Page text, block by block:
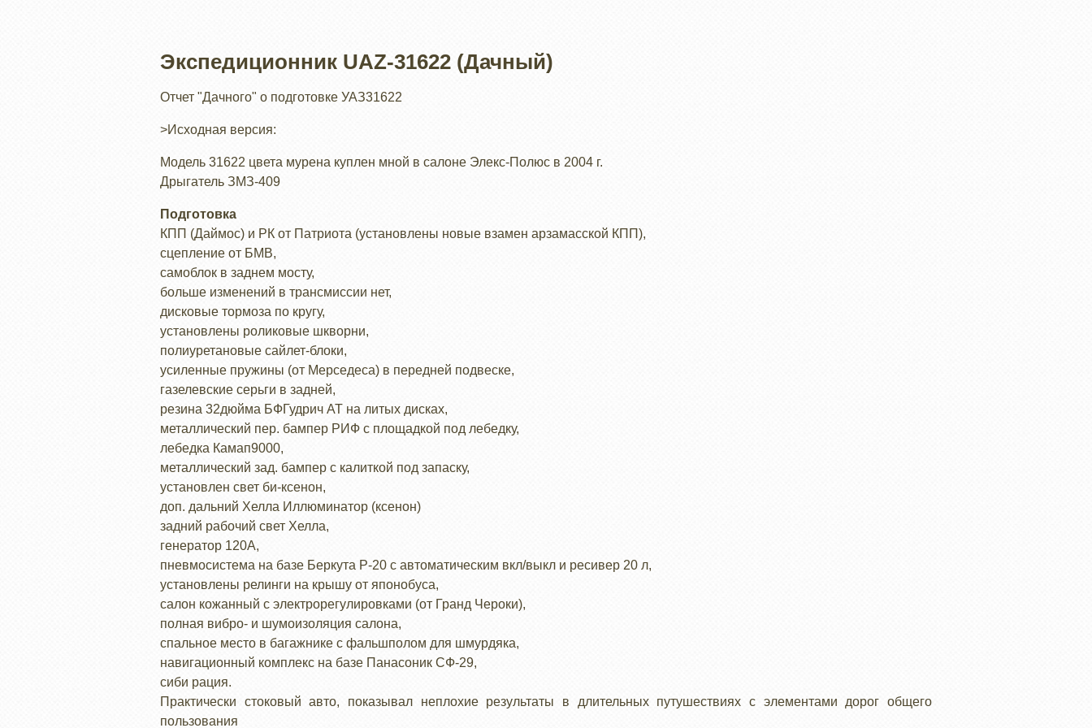
Экспедиционник UAZ-31622 (Дачный)
Отчет "Дачного" о подготовке УАЗ31622
>Исходная версия:
Модель 31622 цвета мурена куплен мной в салоне Элекс-Полюс в 2004 г.
Дрыгатель ЗМЗ-409
Подготовка
КПП (Даймос) и РК от Патриота (установлены новые взамен арзамасской КПП),
сцепление от БМВ,
самоблок в заднем мосту,
больше изменений в трансмиссии нет,
дисковые тормоза по кругу,
установлены роликовые шкворни,
полиуретановые сайлет-блоки,
усиленные пружины (от Мерседеса) в передней подвеске,
газелевские серьги в задней,
резина 32дюйма БФГудрич АТ на литых дисках,
металлический пер. бампер РИФ с площадкой под лебедку,
лебедка Камап9000,
металлический зад. бампер с калиткой под запаску,
установлен свет би-ксенон,
доп. дальний Хелла Иллюминатор (ксенон)
задний рабочий свет Хелла,
генератор 120А,
пневмосистема на базе Беркута Р-20 с автоматическим вкл/выкл и ресивер 20 л,
установлены релинги на крышу от японобуса,
салон кожанный с электрорегулировками (от Гранд Чероки),
полная вибро- и шумоизоляция салона,
спальное место в багажнике с фальшполом для шмурдяка,
навигационный комплекс на базе Панасоник СФ-29,
сиби рация.
Практически стоковый авто, показывал неплохие результаты в длительных путушествиях с элементами дорог общего
пользования